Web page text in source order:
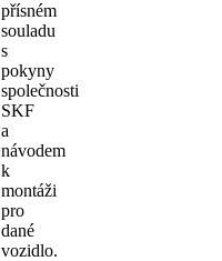
přísném
souladu
s
pokyny
společnosti
SKF
a
návodem
k
montáži
pro
dané
vozidlo.